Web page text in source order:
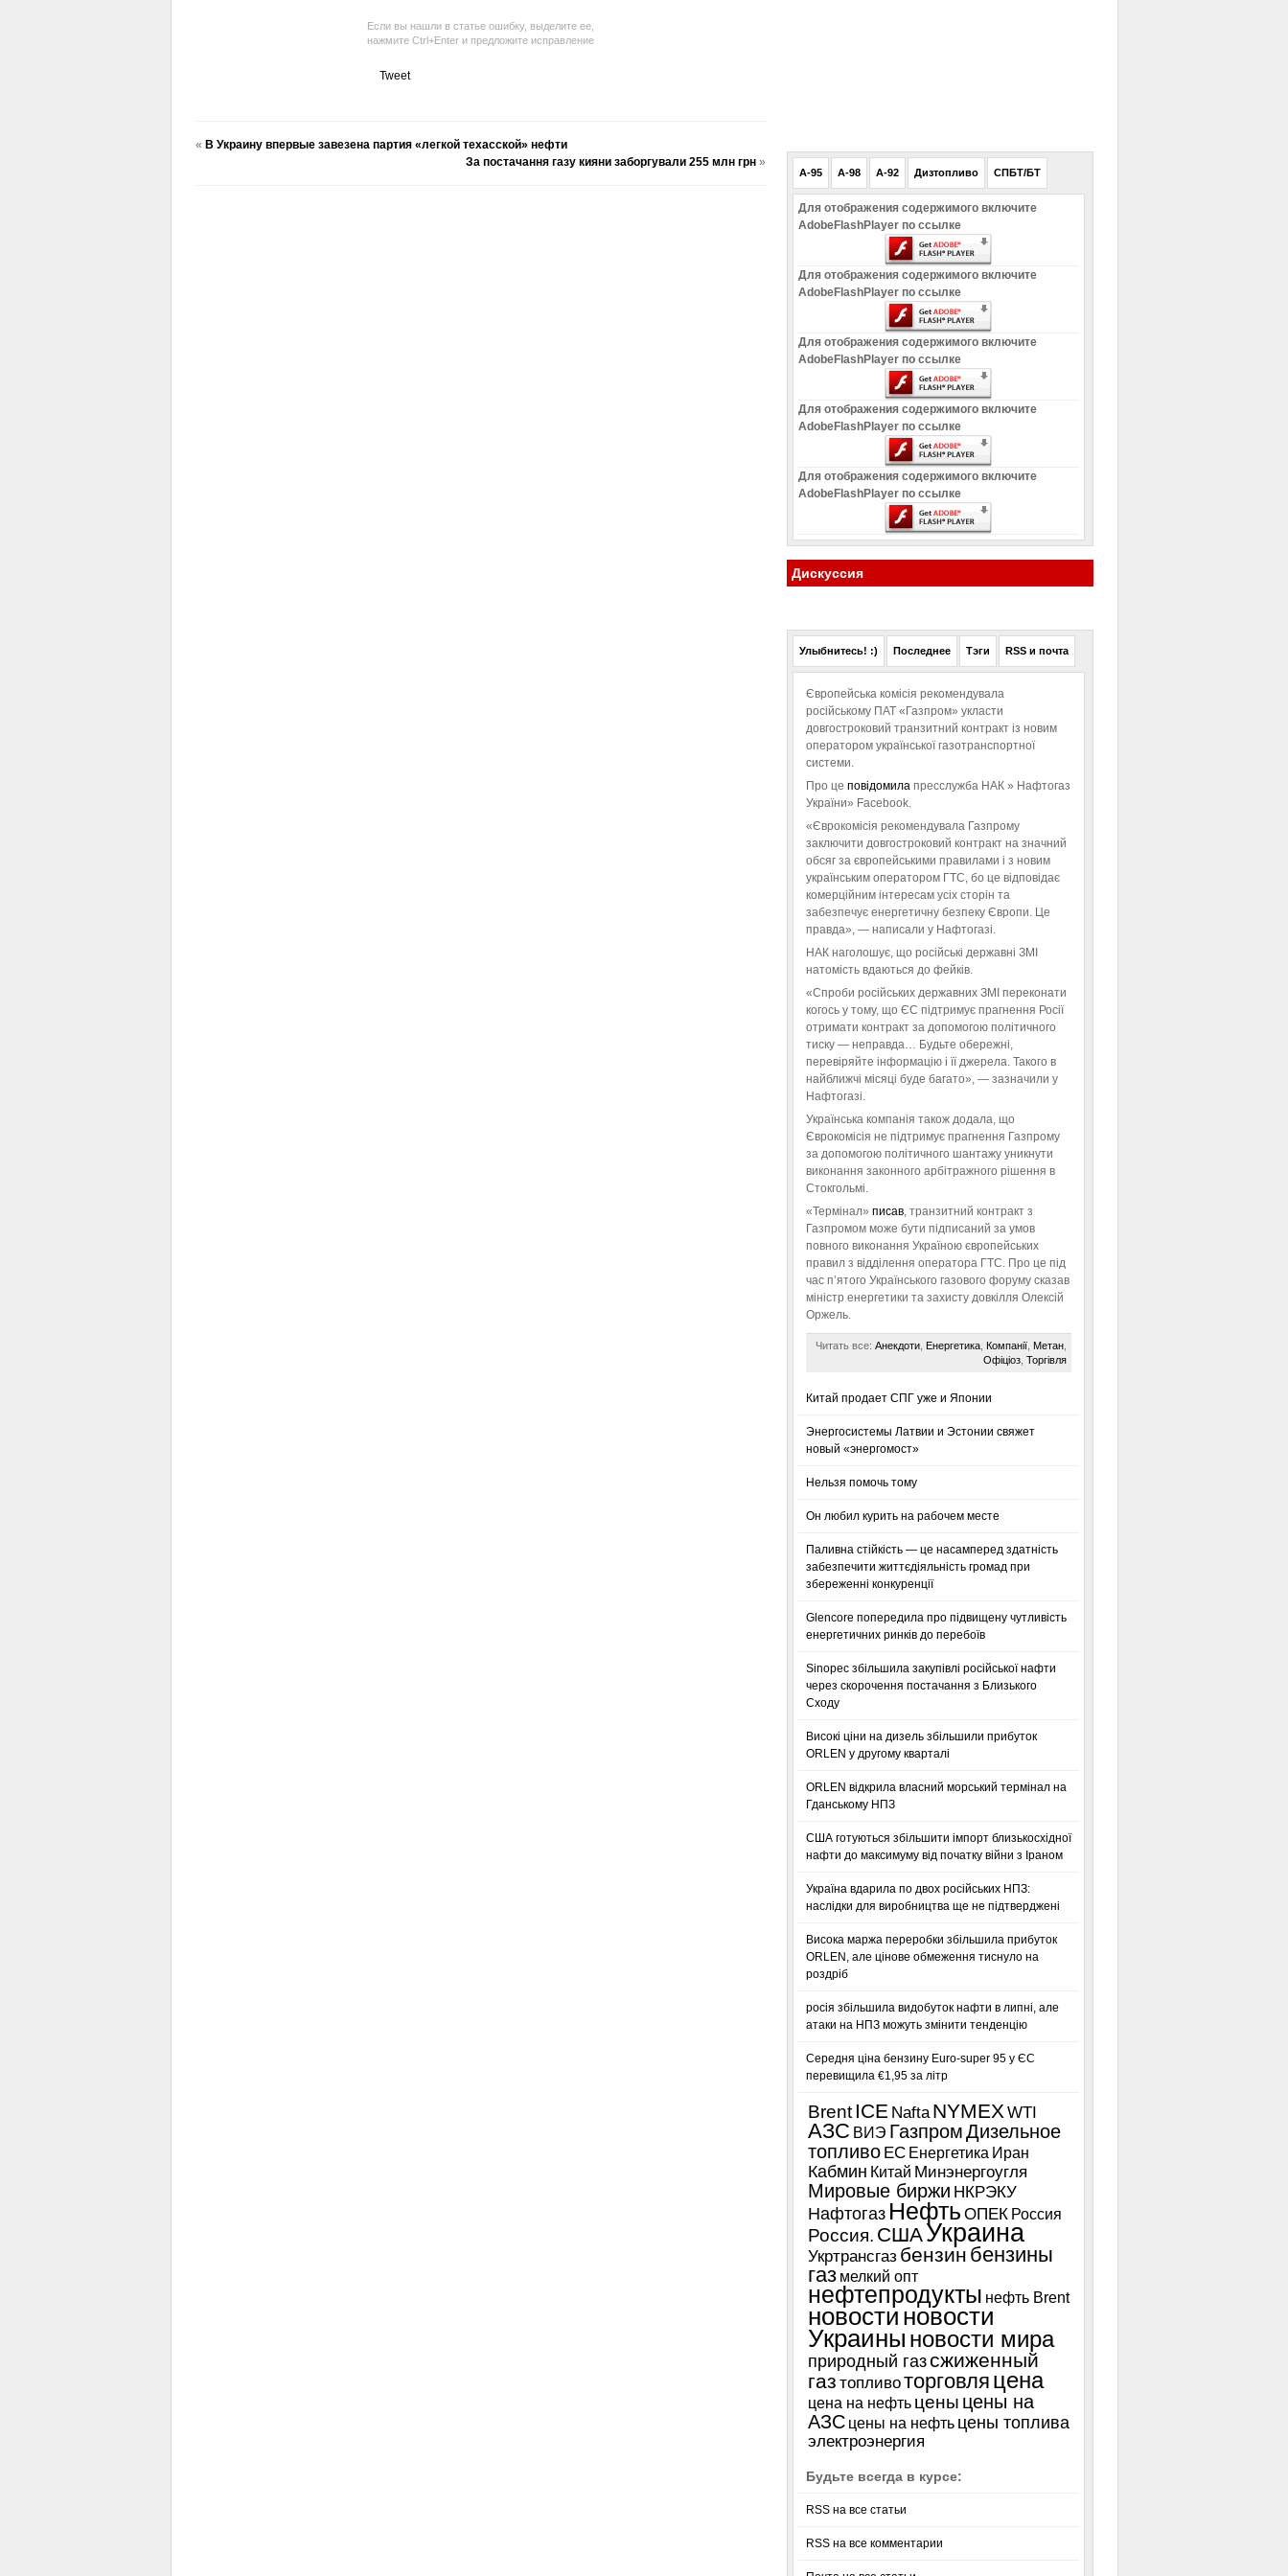
Если вы нашли в статье ошибку, выделите ее,
нажмите Ctrl+Enter и предложите исправление
Tweet
« В Украину впервые завезена партия «легкой техасской» нефти
За постачання газу кияни заборгували 255 млн грн»
A-95 A-98 A-92 Дизтопливо СПБТ/БТ
Для отображения содержимого включите
AdobeFlashPlayer по ссылке
Для отображения содержимого включите
AdobeFlashPlayer по ссылке
Для отображения содержимого включите
AdobeFlashPlayer по ссылке
Для отображения содержимого включите
AdobeFlashPlayer по ссылке
Для отображения содержимого включите
AdobeFlashPlayer по ссылке
Дискуссия
Улыбнитесь! :) Последнее Тэги RSS и почта
Європейська комісія рекомендувала
російському ПАТ «Газпром» укласти
довгостроковий транзитний контракт із новим
оператором української газотранспортної
системи.
Про це повідомила пресслужба НАК » Нафтогаз
України» Facebook.
«Єврокомісія рекомендувала Газпрому
заключити довгостроковий контракт на значний
обсяг за європейськими правилами і з новим
українським оператором ГТС, бо це відповідає
комерційним інтересам усіх сторін та
забезпечує енергетичну безпеку Європи. Це
правда», — написали у Нафтогазі.
НАК наголошує, що російські державні ЗМІ
натомість вдаються до фейків.
«Спроби російських державних ЗМІ переконати
когось у тому, що ЄС підтримує прагнення Росії
отримати контракт за допомогою політичного
тиску — неправда… Будьте обережні,
перевіряйте інформацію і її джерела. Такого в
найближчі місяці буде багато», — зазначили у
Нафтогазі.
Українська компанія також додала, що
Єврокомісія не підтримує прагнення Газпрому
за допомогою політичного шантажу уникнути
виконання законного арбітражного рішення в
Стокгольмі.
«Термінал» писав, транзитний контракт з
Газпромом може бути підписаний за умов
повного виконання Україною європейських
правил з відділення оператора ГТС. Про це під
час п’ятого Українського газового форуму сказав
міністр енергетики та захисту довкілля Олексій
Оржель.
Читать все: Анекдоти, Енергетика, Компанії, Метан,
Офіціоз, Торгівля
Китай продает СПГ уже и Японии
Энергосистемы Латвии и Эстонии свяжет
новый «энергомост»
Нельзя помочь тому
Он любил курить на рабочем месте
Паливна стійкість — це насамперед здатність
забезпечити життєдіяльність громад при
збереженні конкуренції
Glencore попередила про підвищену чутливість
енергетичних ринків до перебоїв
Sinopec збільшила закупівлі російської нафти
через скорочення постачання з Близького
Сходу
Високі ціни на дизель збільшили прибуток
ORLEN у другому кварталі
ORLEN відкрила власний морський термінал на
Гданському НПЗ
США готуються збільшити імпорт близькосхідної
нафти до максимуму від початку війни з Іраном
Україна вдарила по двох російських НПЗ:
наслідки для виробництва ще не підтверджені
Висока маржа переробки збільшила прибуток
ORLEN, але цінове обмеження тиснуло на
роздріб
росія збільшила видобуток нафти в липні, але
атаки на НПЗ можуть змінити тенденцію
Середня ціна бензину Euro-super 95 у ЄС
перевищила €1,95 за літр
Brent ICE Nafta NYMEXWTI
АЗС ВИЭ ГазпромДизельное
топливо ЕС Енергетика Иран
Кабмин Китай Минэнергоугля
Мировые биржи НКРЭКУ
Нафтогаз Нефть ОПЕК Россия
Россия. СШАУкраина
Укртрансгаз бензин бензины
газ мелкий опт
нефтепродукты нефть Brent
новости новости
Украины новости мира
природный газсжиженный
газ топливоторговля цена
цена на нефть цены цены на
АЗС цены на нефть цены топлива
электроэнергия
Будьте всегда в курсе:
RSS на все статьи
RSS на все комментарии